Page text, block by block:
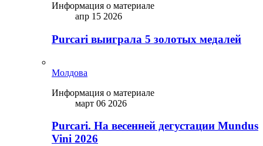
Информация о материале
апр 15 2026
Purcari выиграла 5 золотых медалей
Молдова
Информация о материале
март 06 2026
Purcari. На весенней дегустации Mundus
Vini 2026